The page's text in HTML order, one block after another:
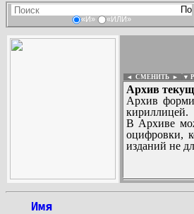
«И» «ИЛИ»
◄ СМЕНИТЬ ► ▼
Архив
Архив
кириллицей.
В Архиве
оцифровки,
изданий не
...
Имя